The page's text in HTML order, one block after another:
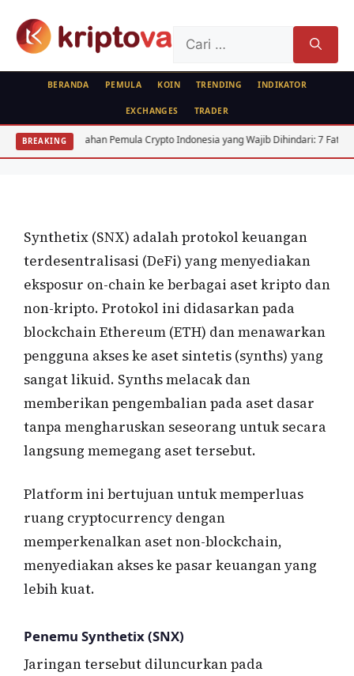
untuk:
BERANDA PEMULA KOIN TRENDING INDIKATOR
EXCHANGES TRADER
BREAKING
Kesalahan Pemula Crypto Indonesia yang Wajib Dihindari: 7 Fatal
KOIN
Synthetix (SNX)
Synthetix (SNX) adalah protokol keuangan
terdesentralisasi (DeFi) yang menyediakan
eksposur on-chain ke berbagai aset kripto dan
non-kripto. Protokol ini didasarkan pada
blockchain Ethereum (ETH) dan menawarkan
pengguna akses ke aset sintetis (synths) yang
sangat likuid. Synths melacak dan
memberikan pengembalian pada aset dasar
tanpa mengharuskan seseorang untuk secara
langsung memegang aset tersebut.
Platform ini bertujuan untuk memperluas
ruang cryptocurrency dengan
memperkenalkan aset non-blockchain,
menyediakan akses ke pasar keuangan yang
lebih kuat.
Penemu Synthetix (SNX)
Jaringan tersebut diluncurkan pada